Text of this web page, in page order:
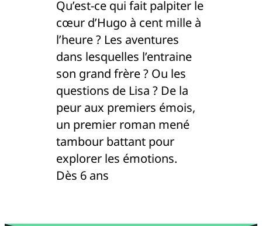
Qu’est-ce qui fait palpiter le
cœur d’Hugo à cent mille à
l’heure ? Les aventures
dans lesquelles l’entraine
son grand frère ? Ou les
questions de Lisa ? De la
peur aux premiers émois,
un premier roman mené
tambour battant pour
explorer les émotions.
Dès 6 ans